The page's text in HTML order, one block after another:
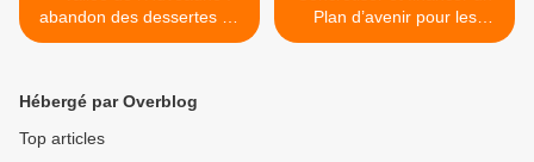
abandon des dessertes de
proximité
Plan d’avenir pour les
transports compatible avec
Hébergé par Overblog
Top articles